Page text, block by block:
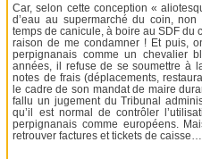
Car, selon cette conception «
d’eau au supermarché du coin,
temps de canicule, à boire au SDF du
raison de me condamner ! Et puis,
perpignanais comme un chevalier
années, il refuse de se soumettre à
notes de frais (déplacements,
le cadre de son mandat de maire
fallu un jugement du Tribunal
qu’il est normal de contrôler
perpignanais comme européens.
retrouver factures et tickets de caisse…